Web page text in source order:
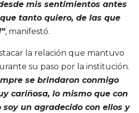
mis sentimientos antes
tanto quiero, de las que
, manifestó.
la relación que mantuvo
su paso por la institución.
se brindaron conmigo
cariñosa, lo mismo que con
un agradecido con ellos y